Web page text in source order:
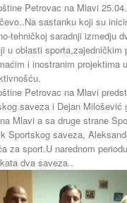
Petrovac na Mlavi
sastanku koji su
tehničkoj saradnji izmedju
u oblasti sporta,zajedničkim
i inostranim projektima
Petrovac na Mlavi
saveza i Dejan
Mlavi a sa druge strane
Sportskog saveza,
za sport.U narednom
dva saveza..